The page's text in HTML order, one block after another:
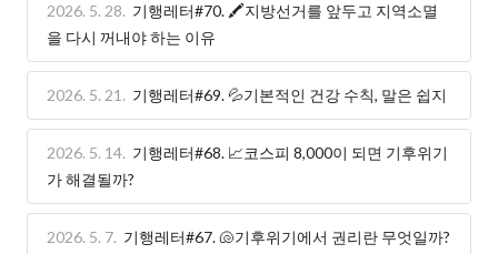
2026. 5. 28. 기행레터#70. 🖍️지방선거를 앞두고 지역소멸
을 다시 꺼내야 하는 이유
2026. 5. 21. 기행레터#69. 💦기본적인 건강 수칙, 말은 쉽지
2026. 5. 14. 기행레터#68. 📈코스피 8,000이 되면 기후위기
가 해결될까?
2026. 5. 7. 기행레터#67. 🐚기후위기에서 권리란 무엇일까?